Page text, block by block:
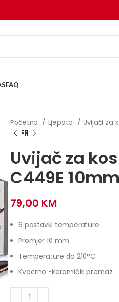
FAQ
Početna Ljepota Uvijači za
Uvijač za
C449E 10mm
79,00 KM
6 postavki temperature
Promjer 10 mm
Temperature do 210°C
Kvacrno -keramički premaz